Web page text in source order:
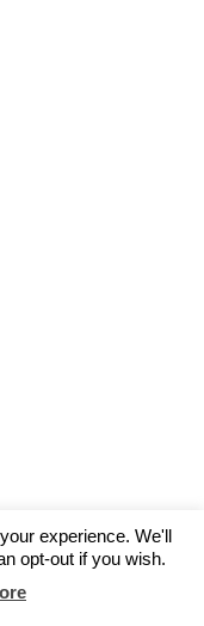
experience. We'll
opt-out if you wish.